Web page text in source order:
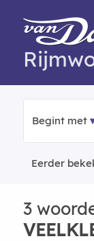
Begint met
Eerder
3